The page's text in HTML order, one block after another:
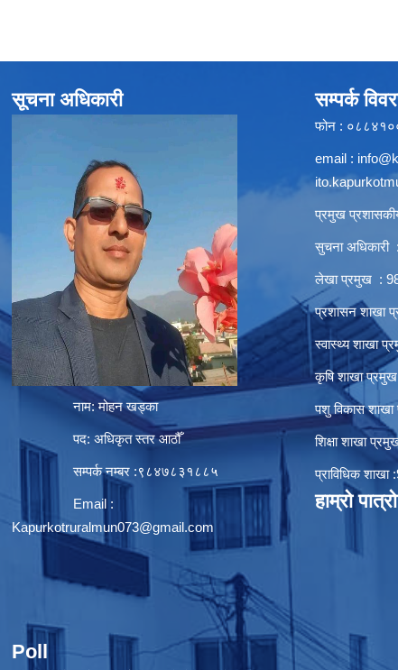
सूचना अधिकारी
नाम: मोहन खड्का
पद: अधिकृत स्तर आठौँ
सम्पर्क नम्बर :९८४७८३१८८५
Email :
Kapurkotruralmun073@gmail.com
Poll
सम्पर्क
फोन :
email :
प्रमुख
सुचना
लेखा प्रमुख :
प्रशासन शाखा
स्वास्थ्य शाखा
कृषि शाखा
पशु विकास
शिक्षा शाखा
प्राविधिक
हाम्रो पात्रो